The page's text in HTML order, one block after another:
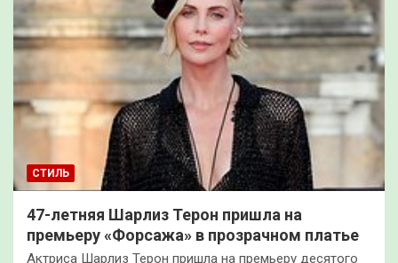
СТИЛЬ
47-летняя Шарлиз Терон пришла на
премьеру «Форсажа» в прозрачном платье
Актриса Шарлиз Терон пришла на премьеру десятого